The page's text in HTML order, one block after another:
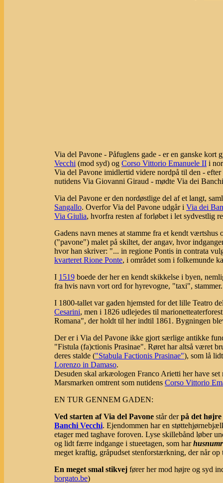
Via del Pavone - Påfuglens gade - er en ganske kort
Vecchi (mod syd) og Corso Vittorio Emanuele II i
Via del Pavone imidlertid videre nordpå til den -
nutidens Via Giovanni Giraud - mødte Via dei
Via del Pavone er den nordøstlige del af et langt,
Sangallo. Overfor Via del Pavone udgår i Via dei
Via Giulia, hvorfra resten af forløbet i let sydvestlig
Gadens navn menes at stamme fra et kendt
("pavone") malet på skiltet, der angav, hvor
hvor han skriver: "... in regione Pontis in contrata
kvarteret Rione Ponte, i området som i folkemunde
I 1519 boede der her en kendt skikkelse i byen,
fra hvis navn vort ord for hyrevogne, "taxi", stammer.
I 1800-tallet var gaden hjemsted for det lille Teatro
Cesarini, men i 1826 udlejedes til
Romana", der holdt til her indtil 1861. Bygningen
Der er i Via del Pavone ikke gjort særlige antikke
"Fistula (fa)ctionis Prasinae". Røret har altså været
deres stalde ("Stabula Factionis Prasinae"), som lå
Lorenzo in Damaso.
Desuden skal arkæologen Franco Arietti her have
Marsmarken omtrent som nutidens Corso Vittorio
EN TUR GENNEM GADEN:
Ved starten af Via del Pavone står derpå det
Banchi Vecchi. Ejendommen har en
etager med taghave foroven. Lyse skillebånd løber
og lidt færre indgange i stueetagen, som har
meget kraftig, gråpudset stenforstærkning, der når op
En meget smal stikvej fører her mod højre og syd
borgato.be)